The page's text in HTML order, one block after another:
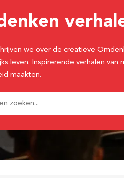
we over de creatieve
leven. Inspirerende verhalen van
maakten.